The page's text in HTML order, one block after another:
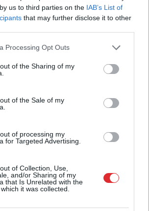
us to third parties on the IAB’s List of
that may further disclose it to other
website/app uses one or more Google
visit or usage behaviour. You may click to
to Google and its third-party tags to
specified purposes in below Google
Processing Opt Outs
of the Sharing of my
of the Sale of my
of processing my
for Targeted Advertising.
of Collection, Use,
and/or Sharing of my
that Is Unrelated with the
it was collected.
FOTO:“McDonald’s,”,
“Samsung”, “Drogas” – kas vēl